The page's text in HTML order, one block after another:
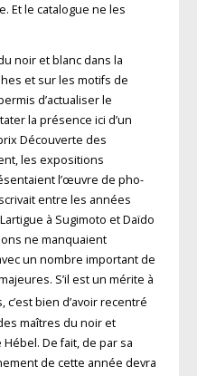
Et le catalogue ne les
noir et blanc dans la
et sur les motifs de
d’actualiser le
la présence ici d’un
Décou­verte des
les expositions
l’œuvre de pho­
entre les années
à Sugimoto et Daïdo
ne manquaient
un nombre important de
S’il est un mérite à
bien d’avoir recentré
maîtres du noir et
De fait, de par sa
de cette année devra